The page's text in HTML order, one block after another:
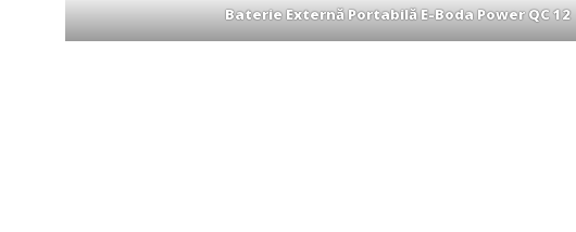
Baterie Externă Portabilă E-Boda Power QC 12